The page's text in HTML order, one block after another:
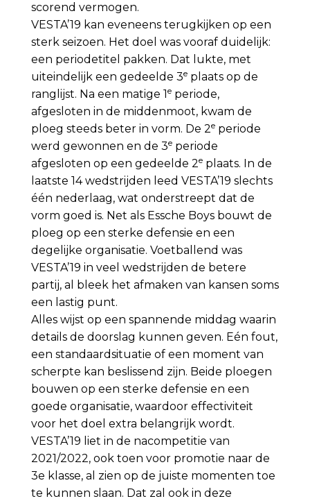
scorend vermogen.
VESTA’19 kan eveneens terugkijken op een
sterk seizoen. Het doel was vooraf duidelijk:
een periodetitel pakken. Dat lukte, met
uiteindelijk een gedeelde 3eplaats op de
ranglijst. Na een matige 1eperiode,
afgesloten in de middenmoot, kwam de
ploeg steeds beter in vorm. De 2eperiode
werd gewonnen en de 3eperiode
afgesloten op een gedeelde 2eplaats. In de
laatste 14 wedstrijden leed VESTA’19 slechts
één nederlaag, wat onderstreept dat de
vorm goed is. Net als Essche Boys bouwt de
ploeg op een sterke defensie en een
degelijke organisatie. Voetballend was
VESTA’19 in veel wedstrijden de betere
partij, al bleek het afmaken van kansen soms
een lastig punt.
Alles wijst op een spannende middag waarin
details de doorslag kunnen geven. Eén fout,
een standaardsituatie of een moment van
scherpte kan beslissend zijn. Beide ploegen
bouwen op een sterke defensie en een
goede organisatie, waardoor effectiviteit
voor het doel extra belangrijk wordt.
VESTA’19 liet in de nacompetitie van
2021/2022, ook toen voor promotie naar de
3e klasse, al zien op de juiste momenten toe
te kunnen slaan. Dat zal ook in deze